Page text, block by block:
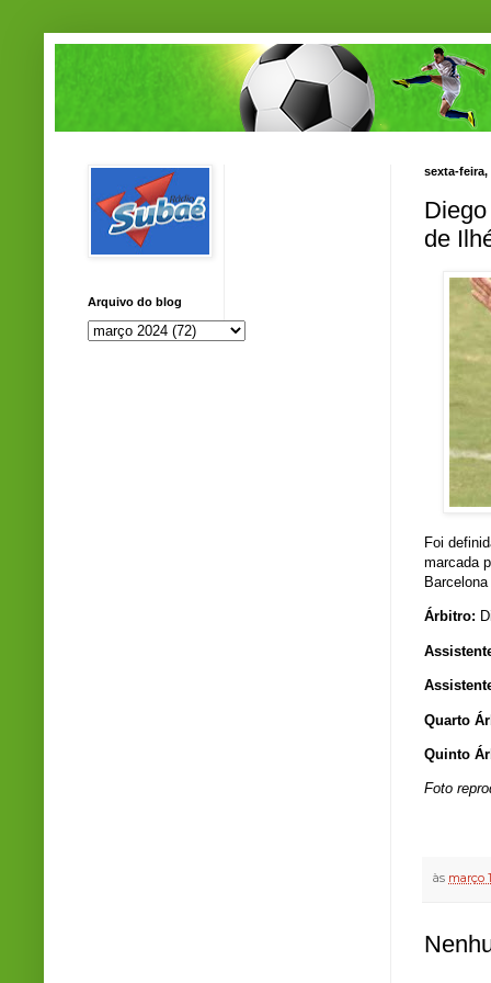
sexta-feira,
de
Foi
marcada
Árbitro:
Quarto
Quinto
Foto
às março
Arquivo do blog